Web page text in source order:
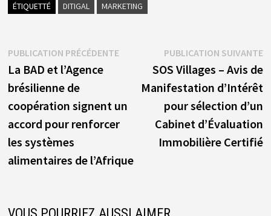
ÉTIQUETTÉ DITIGAL MARKETING
Navigation
de
l’article
PUBLICATION PRÉCÉDENTEPublication
précédente :
La BAD et l’Agence
brésilienne de
coopération signent un
accord pour renforcer
les systèmes
alimentaires de l’Afrique
PUBLICATION SUIVANTE
SOS Villages – Avis de
Manifestation d’Intérêt
pour sélection d’un
Cabinet d’Évaluation
Immobilière Certifié